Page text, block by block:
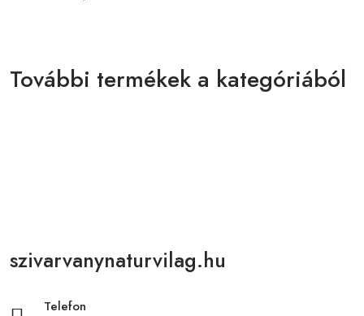
További termékek a kategóriából
szivarvanynaturvilag.hu
Telefon